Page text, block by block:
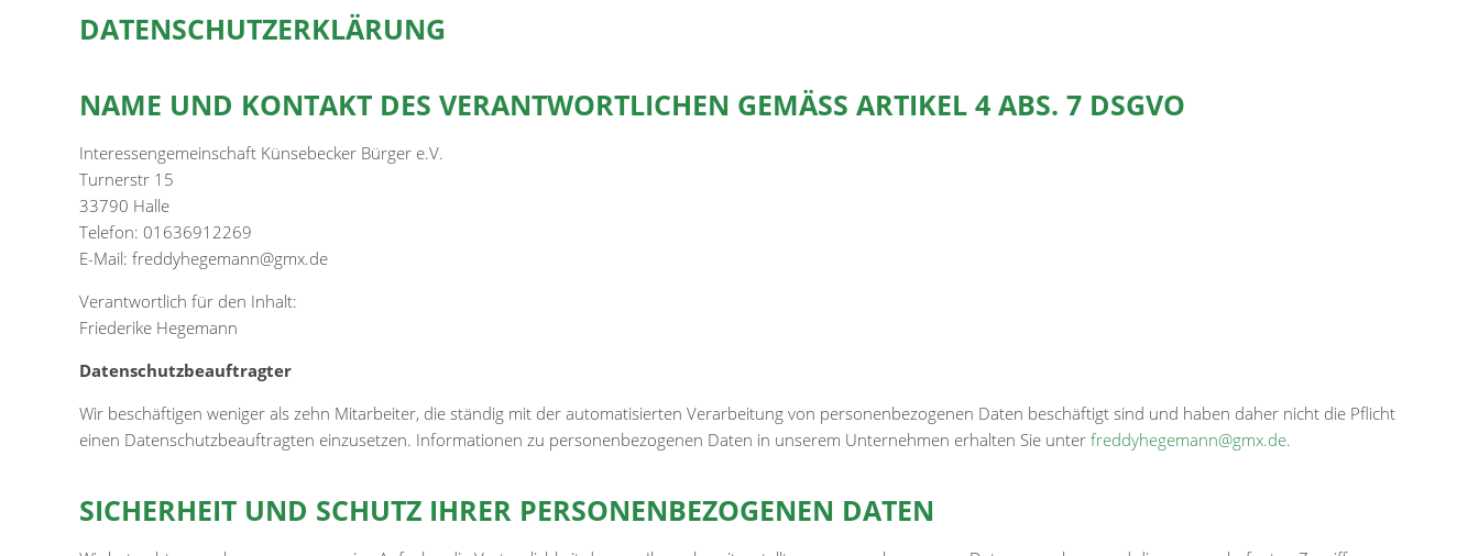
DATENSCHUTZERKLÄRUNG
NAME UND KONTAKT DES VERANTWORTLICHEN GEMÄSS ARTIKEL 4 ABS. 7 DSGVO
Interessengemeinschaft Künsebecker Bürger e.V.
Turnerstr 15
33790 Halle
Telefon: 01636912269
E-Mail: freddyhegemann@gmx.de
Verantwortlich für den Inhalt:
Friederike Hegemann
Datenschutzbeauftragter
Wir beschäftigen weniger als zehn Mitarbeiter, die ständig mit der automatisierten Verarbeitung von personenbezogenen Daten beschäftigt sind und haben daher nicht die Pflicht
einen Datenschutzbeauftragten einzusetzen. Informationen zu personenbezogenen Daten in unserem Unternehmen erhalten Sie unter freddyhegemann@gmx.de.
SICHERHEIT UND SCHUTZ IHRER PERSONENBEZOGENEN DATEN